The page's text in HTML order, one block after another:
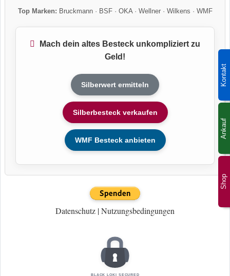
Shop
Kontakt
Ankauf
Top Marken: Bruckmann· BSF· OKA· Wellner· Wilkens · WMF
Mach dein altes Besteck unkompliziert zu
Geld!
Silberwert ermitteln
Silberbesteck verkaufen
WMF Besteck anbieten
Datenschutz |Nutzungsbedingungen
BLACK LOKI SECURED